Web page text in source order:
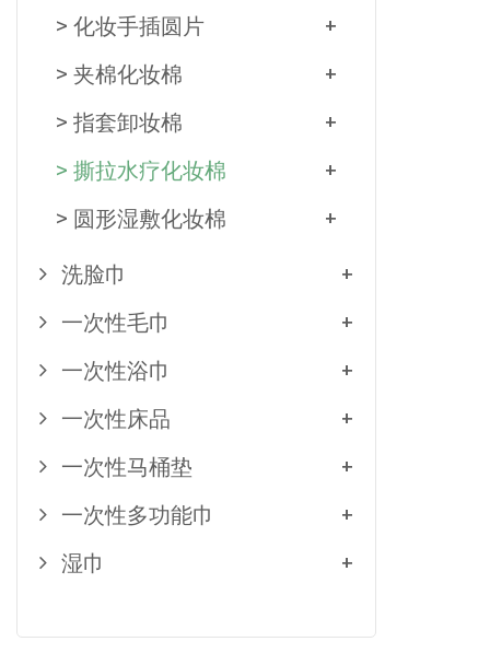
> 化妆手插圆片
+
> 夹棉化妆棉
+
> 指套卸妆棉
+
> 撕拉水疗化妆棉
+
> 圆形湿敷化妆棉
+
洗脸巾
+
一次性毛巾
+
一次性浴巾
+
一次性床品
+
一次性马桶垫
+
一次性多功能巾
+
湿巾
+